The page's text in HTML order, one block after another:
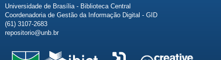
Universidade de Brasília - Biblioteca Central
Coordenadoria de Gestão da Informação Digital - GID
(61) 3107-2683
repositorio@unb.br